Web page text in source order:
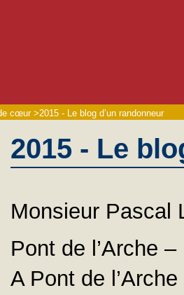
cœur>2015 - Le blog d’un randonneur
2015 - Le
Monsieur Pascal
Pont de l’Arche
A Pont de